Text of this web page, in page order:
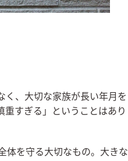
く、大切な家族が長い年月を
重すぎる」ということはあり
体を守る大切なもの。大きな